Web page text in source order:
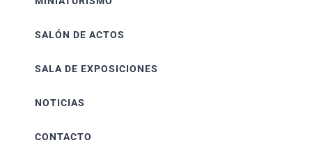
SALÓN DE ACTOS
SALA DE EXPOSICIONES
NOTICIAS
CONTACTO